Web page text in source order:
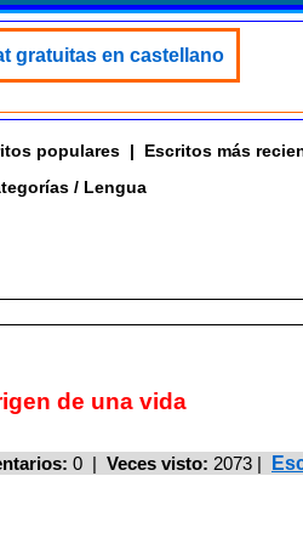
gratuitas en castellano
populares | Escritos más
/ Lengua
de una vida
0 | Veces visto: 2073 |